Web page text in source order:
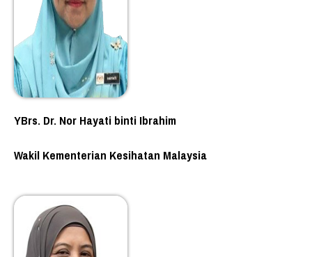
YBrs. Dr. Nor Hayati binti Ibrahim
Wakil Kementerian Kesihatan Malaysia